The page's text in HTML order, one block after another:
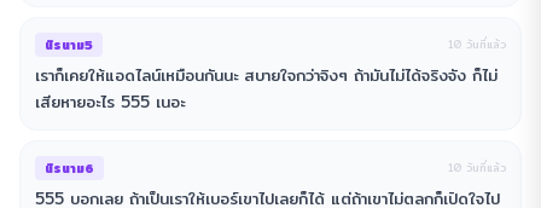
นิรนาม5 10 วันที่แล้ว
เราก็เคยให้แอดไลน์เหมือนกันนะ สบายใจกว่าจิงๆ ถ้ามันไม่ได้จริงจัง ก็ไม่
เสียหายอะไร 555 เนอะ
นิรนาม6 10 วันที่แล้ว
555 บอกเลย ถ้าเป็นเราให้เบอร์เขาไปเลยก็ได้ แต่ถ้าเขาไม่ตลกก็เปิดใจไป